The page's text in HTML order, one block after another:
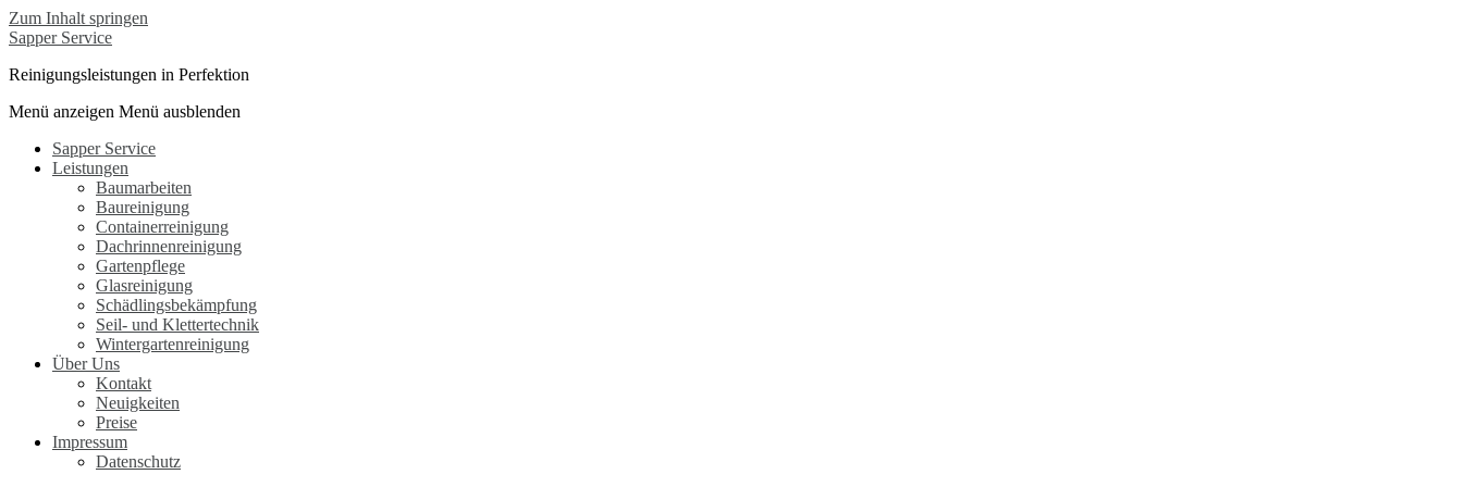
Zum Inhalt springen
Sapper Service
Reinigungsleistungen in Perfektion
Menü anzeigen Menü ausblenden
Sapper Service
Leistungen
Baumarbeiten
Baureinigung
Containerreinigung
Dachrinnenreinigung
Gartenpflege
Glasreinigung
Schädlingsbekämpfung
Seil- und Klettertechnik
Wintergartenreinigung
Über Uns
Kontakt
Neuigkeiten
Preise
Impressum
Datenschutz